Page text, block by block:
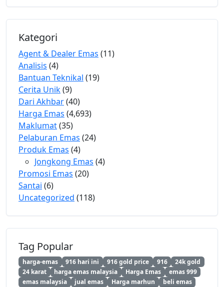
Kategori
Agent & Dealer Emas (11)
Analisis (4)
Bantuan Teknikal (19)
Cerita Unik(9)
Dari Akhbar(40)
Harga Emas (4,693)
Maklumat(35)
Pelaburan Emas (24)
Produk Emas (4)
Jongkong Emas (4)
Promosi Emas (20)
Santai (6)
Uncategorized (118)
Tag Popular
harga-emas 916 hari ini 916 gold price 916
24k gold
24 karat
harga emas malaysia Harga Emas
emas 999
emas malaysia
jual emas Harga marhun
beli emas